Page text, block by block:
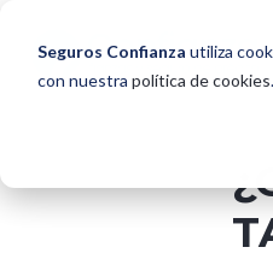
Seguros Confianza utiliza
con nuestra política de cookies.